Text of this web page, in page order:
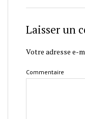
Laisser un
Votre adresse e-
Commentaire